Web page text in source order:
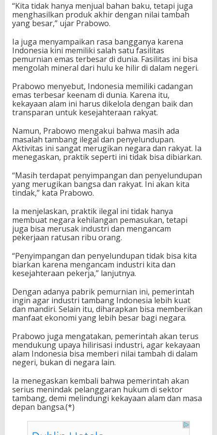
“Kita tidak hanya menjual bahan baku, tetapi juga
menghasilkan produk akhir dengan nilai tambah
yang besar,” ujar Prabowo.
Ia juga menyampaikan rasa bangganya karena
Indonesia kini memiliki salah satu fasilitas
pemurnian emas terbesar di dunia. Fasilitas ini bisa
mengolah mineral dari hulu ke hilir di dalam negeri.
Prabowo menyebut, Indonesia memiliki cadangan
emas terbesar keenam di dunia. Karena itu,
kekayaan alam ini harus dikelola dengan baik dan
transparan untuk kesejahteraan rakyat.
Namun, Prabowo mengakui bahwa masih ada
masalah tambang ilegal dan penyelundupan.
Aktivitas ini sangat merugikan negara dan rakyat. Ia
menegaskan, praktik seperti ini tidak bisa dibiarkan.
“Masih terdapat penyimpangan dan penyelundupan
yang merugikan bangsa dan rakyat. Ini akan kita
tindak,” kata Prabowo.
Ia menjelaskan, praktik ilegal ini tidak hanya
membuat negara kehilangan pemasukan, tetapi
juga bisa merusak industri dan mengancam
pekerjaan ratusan ribu orang.
“Penyimpangan dan penyelundupan tidak bisa kita
biarkan karena mengancam industri kita dan
kesejahteraan pekerja,” lanjutnya.
Dengan adanya pabrik pemurnian ini, pemerintah
ingin agar industri tambang Indonesia lebih kuat
dan mandiri. Selain itu, diharapkan bisa memberikan
manfaat ekonomi yang lebih besar bagi negara.
Prabowo juga mengatakan, pemerintah akan terus
mendukung upaya hilirisasi industri, agar kekayaan
alam Indonesia bisa memberi nilai tambah di dalam
negeri, bukan di negara lain.
Ia menegaskan kembali bahwa pemerintah akan
serius menindak pelanggaran hukum di sektor
tambang, demi melindungi kekayaan alam dan masa
depan bangsa.(*)